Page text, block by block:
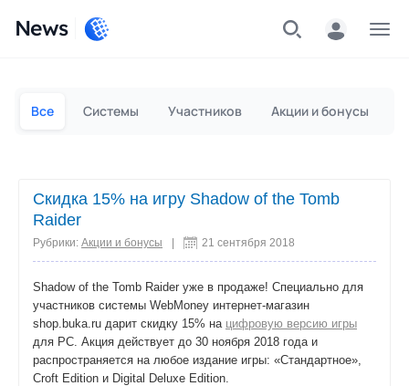
News
Все Системы Участников Акции и бонусы
Скидка 15% на игру Shadow of the Tomb
Raider
Рубрики: Акции и бонусы 21 сентября 2018
Shadow of the Tomb Raider уже в продаже! Специально для
участников системы WebMoney интернет-магазин
shop.buka.ru дарит скидку 15% на цифровую версию игры
для PC. Акция действует до 30 ноября 2018 года и
распространяется на любое издание игры: «Стандартное»,
Croft Edition и Digital Deluxe Edition.